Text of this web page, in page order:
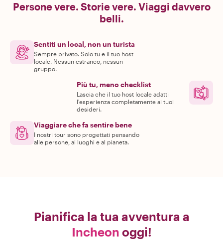
Persone vere. Storie vere. Viaggi davvero
belli.
Sentiti un local, non un turista
Sempre privato. Solo tu e il tuo host
locale. Nessun estraneo, nessun
gruppo.
Più tu, meno checklist
Lascia che il tuo host locale adatti
l'esperienza completamente ai tuoi
desideri.
Viaggiare che fa sentire bene
I nostri tour sono progettati pensando
alle persone, ai luoghi e al pianeta.
Pianifica la tua avventura a
Incheon oggi!